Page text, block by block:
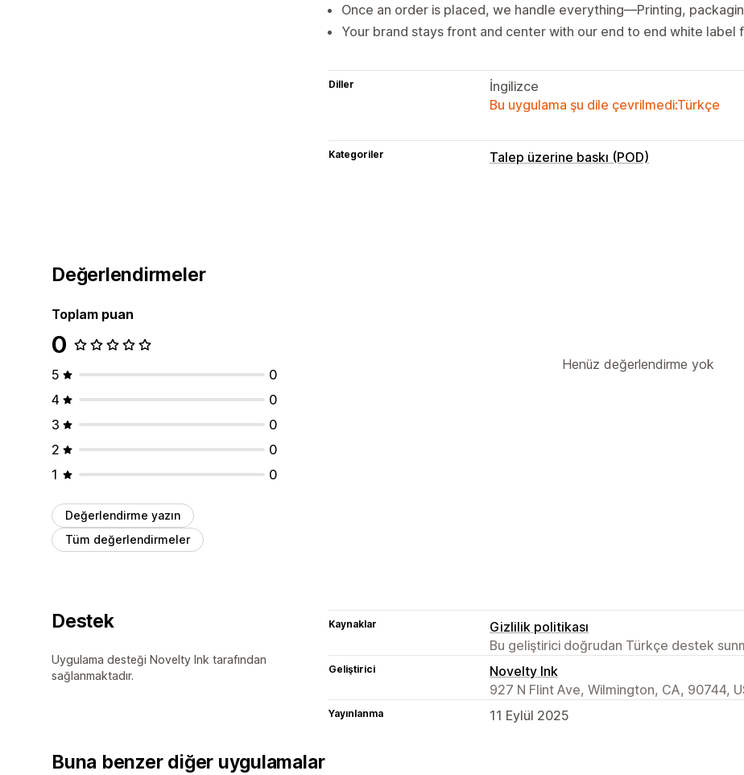
Once an order is placed, we handle everything—Printing,
Your brand stays front and center with our end to end white label
Diller
İngilizce
Bu uygulama şu dile çevrilmedi:Türkçe
Kategoriler Talep üzerine baskı (POD)
Değerlendirmeler
Toplam puan
0
5
0
4
0
3
0
2
0
1
0
Değerlendirme yazın
Tüm değerlendirmeler
Henüz değerlendirme yok
Destek
Uygulama desteği Novelty Ink tarafından
sağlanmaktadır.
Kaynaklar
Gizlilik politikası
Bu geliştirici doğrudan Türkçe destek
Geliştirici
Novelty Ink
927 N Flint Ave, Wilmington, CA, 90744,
Yayınlanma 11 Eylül 2025
Buna benzer diğer uygulamalar